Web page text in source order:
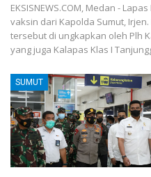
EKSISNEWS.COM, Medan -
vaksin dari Kapolda Sumut,
tersebut di ungkapkan oleh Plh
yang juga Kalapas Klas I
SUMUT